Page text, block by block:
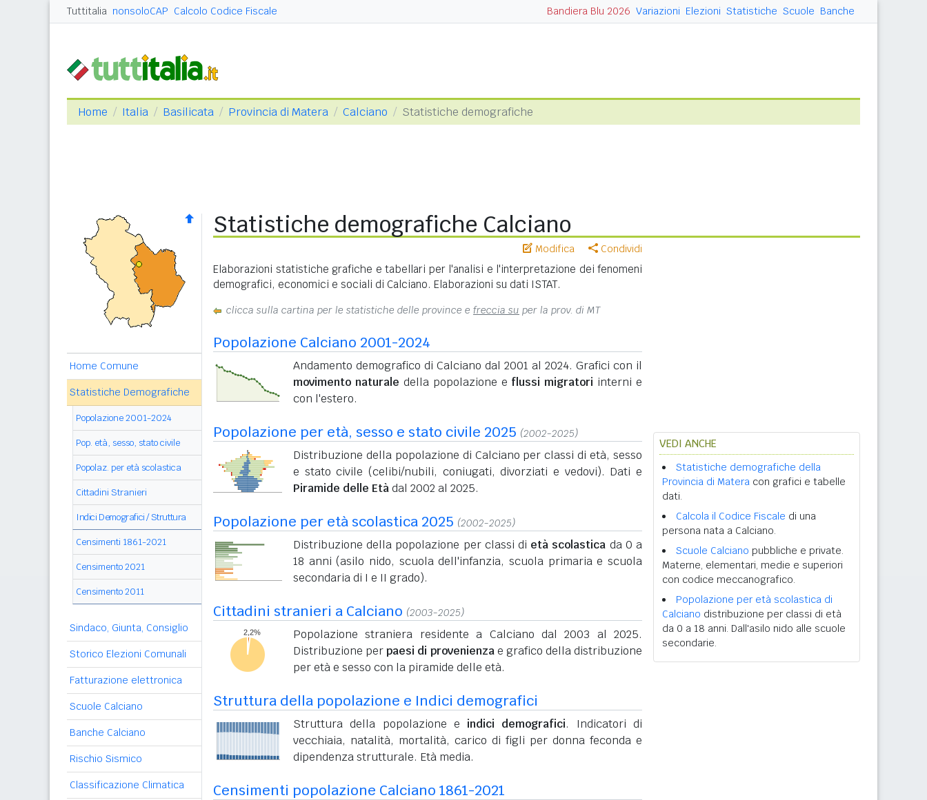
Tuttitalia nonsoloCAP Calcolo Codice Fiscale Bandiera Blu 2026 Variazioni Elezioni Statistiche Scuole Banche
Home Italia Basilicata Provincia di Matera Calciano Statistiche demografiche
Home Comune
Statistiche Demografiche
Popolazione 2001-2024
Pop. età, sesso, stato civile
Popolaz. per età scolastica
Cittadini Stranieri
Indici Demografici / Struttura
Censimenti 1861-2021
Censimento 2021
Censimento 2011
Sindaco, Giunta, Consiglio
Storico Elezioni Comunali
Fatturazione elettronica
Scuole Calciano
Banche Calciano
Rischio Sismico
Classificazione Climatica
Statistiche demografiche Calciano
Modifica Condividi
Elaborazioni statistiche grafiche e tabellari per l'analisi e l'interpretazione dei fenomeni
demografici, economici e sociali di Calciano. Elaborazioni su dati ISTAT.
clicca sulla cartina per le statistiche delle province e freccia su per la prov. di MT
Popolazione Calciano 2001-2024
Andamento demografico di Calciano dal 2001 al 2024. Grafici con il
movimento naturale della popolazione e flussi migratori interni e
con l'estero.
Popolazione per età, sesso e stato civile 2025 (2002-2025)
Distribuzione della popolazione di Calciano per classi di età, sesso
e stato civile (celibi/nubili, coniugati, divorziati e vedovi). Dati e
Piramide delle Etàdal 2002 al 2025.
Popolazione per età scolastica 2025 (2002-2025)
Distribuzione della popolazione per classi di età scolastica da 0 a
18 anni (asilo nido, scuola dell'infanzia, scuola primaria e scuola
secondaria di I e II grado).
Cittadini stranieri a Calciano (2003-2025)
Popolazione straniera residente a Calciano dal 2003 al 2025.
Distribuzione perpaesi di provenienzae grafico della distribuzione
per età e sesso con la piramide delle età.
Struttura della popolazione e Indici demografici
Struttura della popolazione e indici demografici. Indicatori di
vecchiaia, natalità, mortalità, carico di figli per donna feconda e
dipendenza strutturale. Età media.
Censimenti popolazione Calciano 1861-2021
VEDI ANCHE
Statistiche demografiche della
Provincia di Matera con grafici e tabelle
dati.
Calcola il Codice Fiscale di una
persona nata a Calciano.
Scuole Calciano pubbliche e private.
Materne, elementari, medie e superiori
con codice meccanografico.
Popolazione per età scolastica di
Calciano distribuzione per classi di età
da 0 a 18 anni. Dall'asilo nido alle scuole
secondarie.